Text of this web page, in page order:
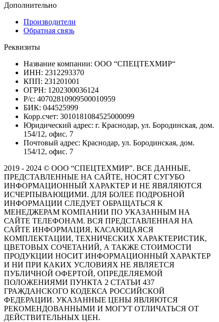
Дополнительно
Производители
Обратная связь
Реквизиты
Название компании: ООО “СПЕЦТЕХМИР“
ИНН: 2312293370
КПП: 231201001
ОГРН: 1202300036124
Р/с: 40702810909500010959
БИК: 044525999
Корр.счет: 3010181084525000099
Юридический адрес: г. Краснодар, ул. Бородинская, дом.
154/12, офис. 7
Почтовый адрес: Краснодар, ул. Бородинская, дом.
154/12, офис. 7
2019 - 2024 © ООО “СПЕЦТЕХМИР”. ВСЕ ДАННЫЕ,
ПРЕДСТАВЛЕННЫЕ НА САЙТЕ, НОСЯТ СУГУБО
ИНФОРМАЦИОННЫЙ ХАРАКТЕР И НЕ ЯВЯЛЯЮТСЯ
ИСЧЕРПЫВАЮЩИМИ. ДЛЯ БОЛЕЕ ПОДРОБНОЙ
ИНФОРМАЦИИ СЛЕДУЕТ ОБРАЩАТЬСЯ К
МЕНЕДЖЕРАМ КОМПАНИИ ПО УКАЗАННЫМ НА
САЙТЕ ТЕЛЕФОНАМ. ВСЯ ПРЕДСТАВЛЕННАЯ НА
САЙТЕ ИНФОРМАЦИЯ, КАСАЮЩАЯСЯ
КОМПЛЕКТАЦИИ, ТЕХНИЧЕСКИХ ХАРАКТЕРИСТИК,
ЦВЕТОВЫХ СОЧЕТАНИЙ, А ТАКЖЕ СТОИМОСТИ
ПРОДУКЦИИ НОСИТ ИНФОРМАЦИОННЫЙ ХАРАКТЕР
И НИ ПРИ КАКИХ УСЛОВИЯХ НЕ ЯВЛЯЕТСЯ
ПУБЛИЧНОЙ ОФЕРТОЙ, ОПРЕДЕЛЯЕМОЙ
ПОЛОЖЕНИЯМИ ПУНКТА 2 СТАТЬИ 437
ГРАЖДАНСКОГО КОДЕКСА РОССИЙСКОЙ
ФЕДЕРАЦИИ. УКАЗАННЫЕ ЦЕНЫ ЯВЛЯЮТСЯ
РЕКОМЕНДОВАННЫМИ И МОГУТ ОТЛИЧАТЬСЯ ОТ
ДЕЙСТВИТЕЛЬНЫХ ЦЕН.